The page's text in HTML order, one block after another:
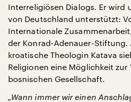
Interreligiösen Dialogs. Er wird
von Deutschland unterstützt:
Internationale
der Konrad-Adenauer-Stiftung.
kroatische Theologin Katava
Religionen eine Möglichkeit
bosnischen Gesellschaft.
„Wann immer wir einen